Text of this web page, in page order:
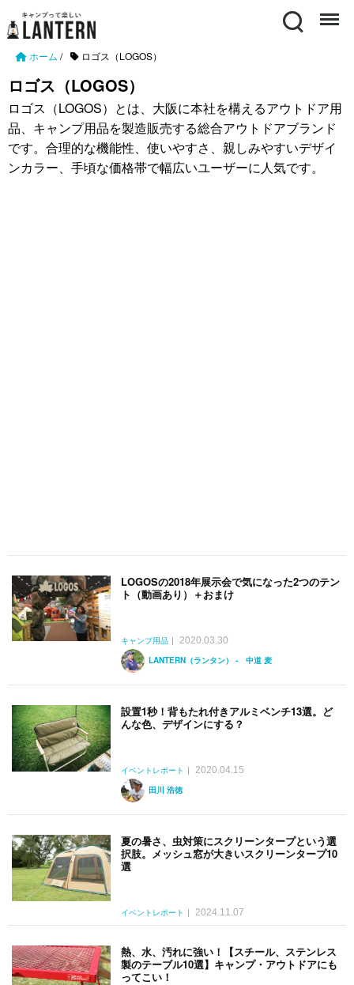
Search Menu
ホーム / ロゴス（LOGOS）
ロゴス（LOGOS）
ロゴス（LOGOS）とは、大阪に本社を構えるアウトドア用
品、キャンプ用品を製造販売する総合アウトドアブランド
です。合理的な機能性、使いやすさ、親しみやすいデザイ
ンカラー、手頃な価格帯で幅広いユーザーに人気です。
LOGOSの2018年展示会で気になった2つのテン
ト（動画あり）＋おまけ
キャンプ用品
2020.03.30
LANTERN（ランタン） - 中道 麦
設置1秒！背もたれ付きアルミベンチ13選。ど
んな色、デザインにする？
イベントレポート
2020.04.15
田川 浩徳
夏の暑さ、虫対策にスクリーンタープという選
択肢。メッシュ窓が大きいスクリーンタープ10
選
イベントレポート 2024.11.07
熱、水、汚れに強い！【スチール、ステンレス
製のテーブル10選】キャンプ・アウトドアにも
ってこい！